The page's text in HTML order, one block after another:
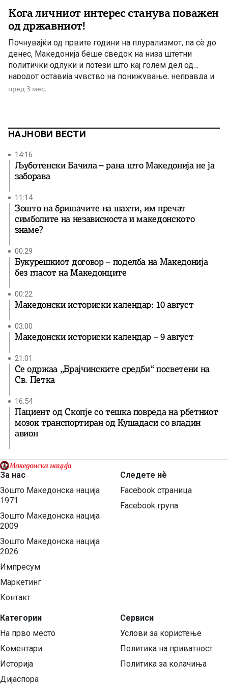
Кога личниот интерес станува поважен
од државниот!
Почнувајќи од првите години на плурализмот, па сè до
денес, Македонија беше сведок на низа штетни
политички одлуки и потези што кај голем дел од
народот оставија чувство на понижување, неправда и
разочараност. Особено во периодите кога СДС и
државата, јавноста често реагираше дека се носат
пред 3 мес.
НАЈНОВИ ВЕСТИ
14:16
Љуботенски Бачила – рана што Македонија не ја
заборава
11:14
Зошто на бришачите на шахти, им пречат
симболите на независноста и македонското
знаме?
00:29
Букурешкиот договор – поделба на Македонија
без гласот на Македонците
00:22
Македонски историски календар: 10 август
03:00
Македонски историски календар – 9 август
21:01
Се одржаа „Брајчинските средби“ посветени на
Св. Петка
16:54
Пациент од Скопје со тешка повреда на рбетниот
мозок транспортиран од Кушадаси со владин
авион
За нас
Зошто Македонска нација
1971
Зошто Македонска нација
2009
Зошто Македонска нација
2026
Импресум
Маркетинг
Контакт
Категории
На прво место
Коментари
Историја
Дијаспора
Следете нѐ
Facebook страница
Facebook група
Сервиси
Услови за користење
Политика на приватност
Политика за колачиња